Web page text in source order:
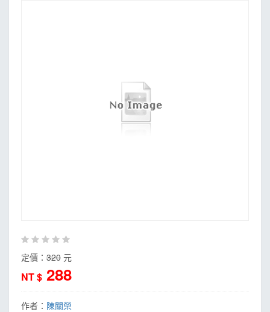
定價： 320 元
NT $ 288
作者： 陳關榮